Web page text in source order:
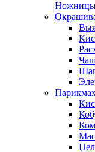
Ножницы